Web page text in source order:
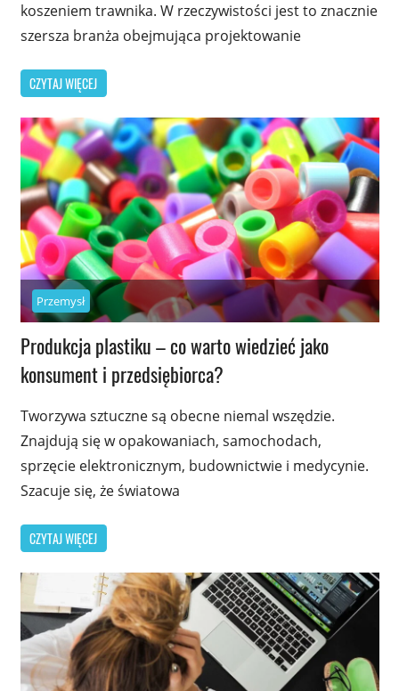
koszeniem trawnika. W rzeczywistości jest to znacznie
szersza branża obejmująca projektowanie
CZYTAJ WIĘCEJ
Przemysł
Produkcja plastiku – co warto wiedzieć jako
konsument i przedsiębiorca?
Tworzywa sztuczne są obecne niemal wszędzie.
Znajdują się w opakowaniach, samochodach,
sprzęcie elektronicznym, budownictwie i medycynie.
Szacuje się, że światowa
CZYTAJ WIĘCEJ